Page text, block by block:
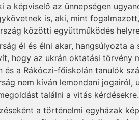
a képviselő az ünnepségen
is, aki, mint
közötti együttműködés
él és élni akar, hangsúlyozta
hogy az ukrán oktatási törvény
és a Rákóczi-főiskolán tanulók
nem kíván lemondani jogairól,
találni a vitás kérdésekre.
a történelmi egyházak